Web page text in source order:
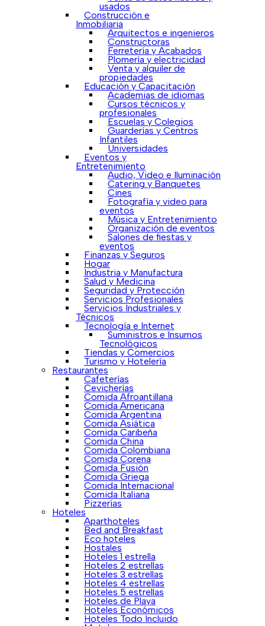
usados
Construcción e
Inmobiliaria
Arquitectos e ingenieros
Constructoras
Ferretería y Acabados
Plomería y electricidad
Venta y alquiler de
propiedades
Educación y Capacitación
Academias de idiomas
Cursos técnicos y
profesionales
Escuelas y Colegios
Guarderías y Centros
Infantiles
Universidades
Eventos y
Entretenimiento
Audio, Video e Iluminación
Catering y Banquetes
Cines
Fotografía y video para
eventos
Música y Entretenimiento
Organización de eventos
Salones de fiestas y
eventos
Finanzas y Seguros
Hogar
Industria y Manufactura
Salud y Medicina
Seguridad y Protección
Servicios Profesionales
Servicios Industriales y
Técnicos
Tecnología e Internet
Suministros e Insumos
Tecnológicos
Tiendas y Comercios
Turismo y Hotelería
Restaurantes
Cafeterías
Cevicherías
Comida Afroantillana
Comida Americana
Comida Argentina
Comida Asiática
Comida Caribeña
Comida China
Comida Colombiana
Comida Corena
Comida Fusión
Comida Griega
Comida Internacional
Comida Italiana
Pizzerías
Hoteles
Aparthoteles
Bed and Breakfast
Eco hoteles
Hostales
Hoteles 1 estrella
Hoteles 2 estrellas
Hoteles 3 estrellas
Hoteles 4 estrellas
Hoteles 5 estrellas
Hoteles de Playa
Hoteles Económicos
Hoteles Todo Incluido